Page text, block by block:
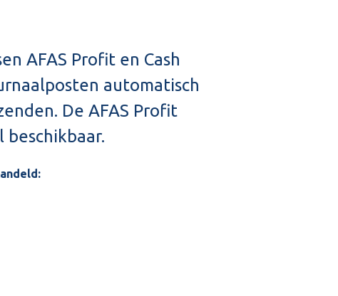
AFAS Profit en Cash
automatisch
De AFAS Profit
beschikbaar.